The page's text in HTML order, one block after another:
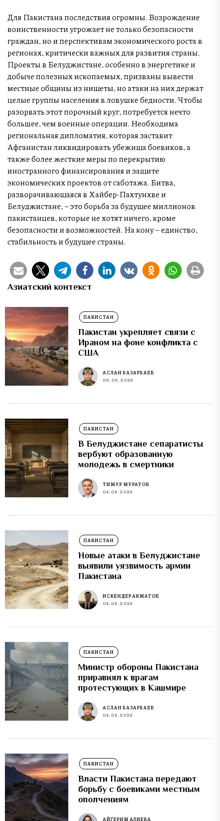
Для Пакистана последствия огромны. Возрождение
воинственности угрожает не только безопасности
граждан, но и перспективам экономического роста в
регионах, критически важных для развития страны.
Проекты в Белуджистане, особенно в энергетике и
добыче полезных ископаемых, призваны вывести
местные общины из нищеты, но атаки на них держат
целые группы населения в ловушке бедности. Чтобы
разорвать этот порочный круг, потребуется нечто
большее, чем военные операции. Необходима
региональная дипломатия, которая заставит
Афганистан ликвидировать убежища боевиков, а
также более жесткие меры по перекрытию
иностранного финансирования и защите
экономических проектов от саботажа. Битва,
разворачивающаяся в Хайбер-Пахтунхве и
Белуджистане, – это борьба за будущее миллионов
пакистанцев, которые не хотят ничего, кроме
безопасности и возможностей. На кону – единство,
стабильность и будущее страны.
Азиатский контекст
ПАКИСТАН
Пакистан укрепляет связи с
Ираном на фоне конфликта с
США
АСЛАН БАЗАРБАЕВ
06.08.2026
ПАКИСТАН
В Белуджистане сепаратисты
вербуют образованную
молодежь в смертники
ТИМУР МУРАТОВ
04.08.2026
ПАКИСТАН
Новые атаки в Белуджистане
выявили уязвимость армии
Пакистана
ИСКЕНДЕР АКМАТОВ
04.08.2026
ПАКИСТАН
Министр обороны Пакистана
приравнял к врагам
протестующих в Кашмире
АСЛАН БАЗАРБАЕВ
04.08.2026
ПАКИСТАН
Власти Пакистана передают
борьбу с боевиками местным
ополчениям
АЙГЕРИМ АЛИЕВА